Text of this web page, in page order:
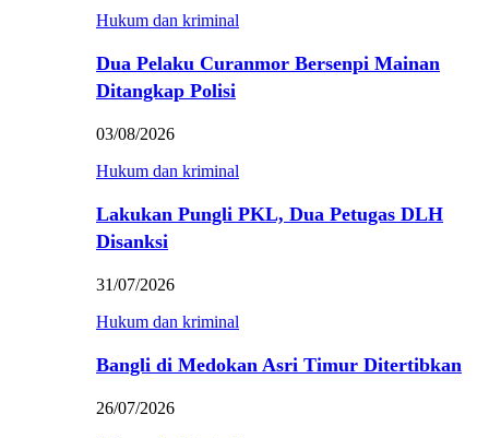
Hukum dan kriminal
Dua Pelaku Curanmor Bersenpi Mainan
Ditangkap Polisi
03/08/2026
Hukum dan kriminal
Lakukan Pungli PKL, Dua Petugas DLH
Disanksi
31/07/2026
Hukum dan kriminal
Bangli di Medokan Asri Timur Ditertibkan
26/07/2026